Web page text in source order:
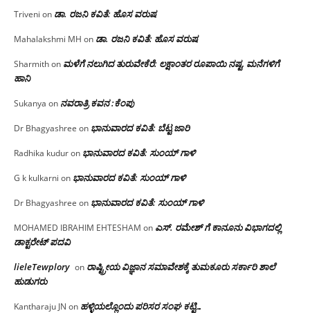
Triveni on ಡಾ. ರಜನಿ ಕವಿತೆ: ಹೊಸ ವರುಷ
Mahalakshmi MH on ಡಾ. ರಜನಿ ಕವಿತೆ: ಹೊಸ ವರುಷ
Sharmithon ಮಳೆಗೆ ನಲುಗಿದ ತುರುವೇಕೆರೆ: ಲಕ್ಷಾಂತರ ರೂಪಾಯಿ ನಷ್ಟ, ಮನೆಗಳಿಗೆ
ಹಾನಿ
Sukanya on ನವರಾತ್ರಿ ಕವನ :ಕೆಂಪು
Dr Bhagyashree on ಭಾನುವಾರದ ಕವಿತೆ: ಬೆಟ್ಟ ಜಾರಿ
Radhika kuduron ಭಾನುವಾರದ ಕವಿತೆ: ಸುಂಯ್ ಗಾಳಿ
G k kulkarni on ಭಾನುವಾರದ ಕವಿತೆ: ಸುಂಯ್ ಗಾಳಿ
Dr Bhagyashree on ಭಾನುವಾರದ ಕವಿತೆ: ಸುಂಯ್ ಗಾಳಿ
MOHAMED IBRAHIM EHTESHAM on ಎಸ್. ರಮೇಶ್ ಗೆ ಕಾನೂನು ವಿಭಾಗದಲ್ಲಿ
ಡಾಕ್ಟರೇಟ್ ಪದವಿ
lieleTewplory on ರಾಷ್ಟ್ರೀಯ ವಿಜ್ಞಾನ ಸಮಾವೇಶಕ್ಕೆ‌ ತುಮಕೂರು ಸರ್ಕಾರಿ ಶಾಲೆ
ಹುಡುಗರು
Kantharaju JN on ಹಳ್ಳಿಯಲ್ಲೊಂದು ಪರಿಸರ ಸಂಘ ಕಟ್ಟಿ…